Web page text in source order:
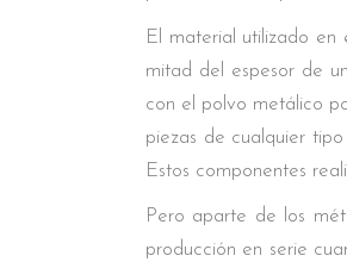
El material utilizado
mitad del espesor de
con el polvo metálico
piezas de cualquier
Estos componentes
Pero aparte de los
producción en serie